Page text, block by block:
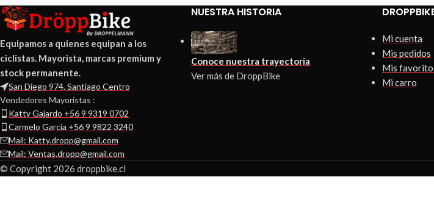
Equipamos a quienes equipan a los
ciclistas. Mayorista, marcas premium y
stock permanente.
San Diego 974, Santiago Centro
Vendedores Mayoristas :
Katty Gajardo +56 9 9319 0702
Carmelo Garcia +56 9 9822 3240
Mail: Katty.dropp@gmail.com
Mail: Ventas.dropp@gmail.com
NUESTRA HISTORIA
Conoce nuestra trayectoria
Ver más de DroppBike
Mi cuenta
Mis pedidos
Mis
Mi carro
© Copyright 2026 droppbike.cl